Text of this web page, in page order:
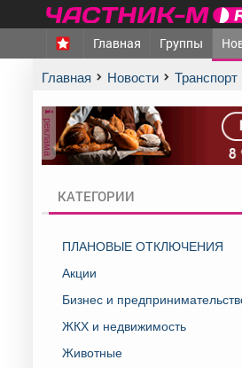
Главная Группы
Главная Новости
реклама
КАТЕГОРИИ
ПЛАНОВЫЕ ОТКЛЮЧЕНИЯ
Акции
Бизнес и
ЖКХ и недвижимость
Животные